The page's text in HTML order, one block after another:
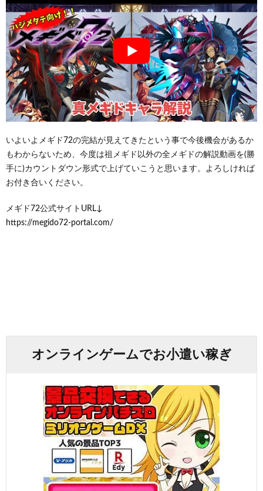
いよいよメギド72の完結が見えてきたという事で今後機会があるか
もわからないため、今度は祖メギド以外の全メギドの解説動画を(勝
手に)カウントダウン形式で上げていこうと思います。よろしければ
お付き合いください。
メギド72公式サイトURL↓
https://megido72-portal.com/
オンラインゲームでお小遣い稼ぎ